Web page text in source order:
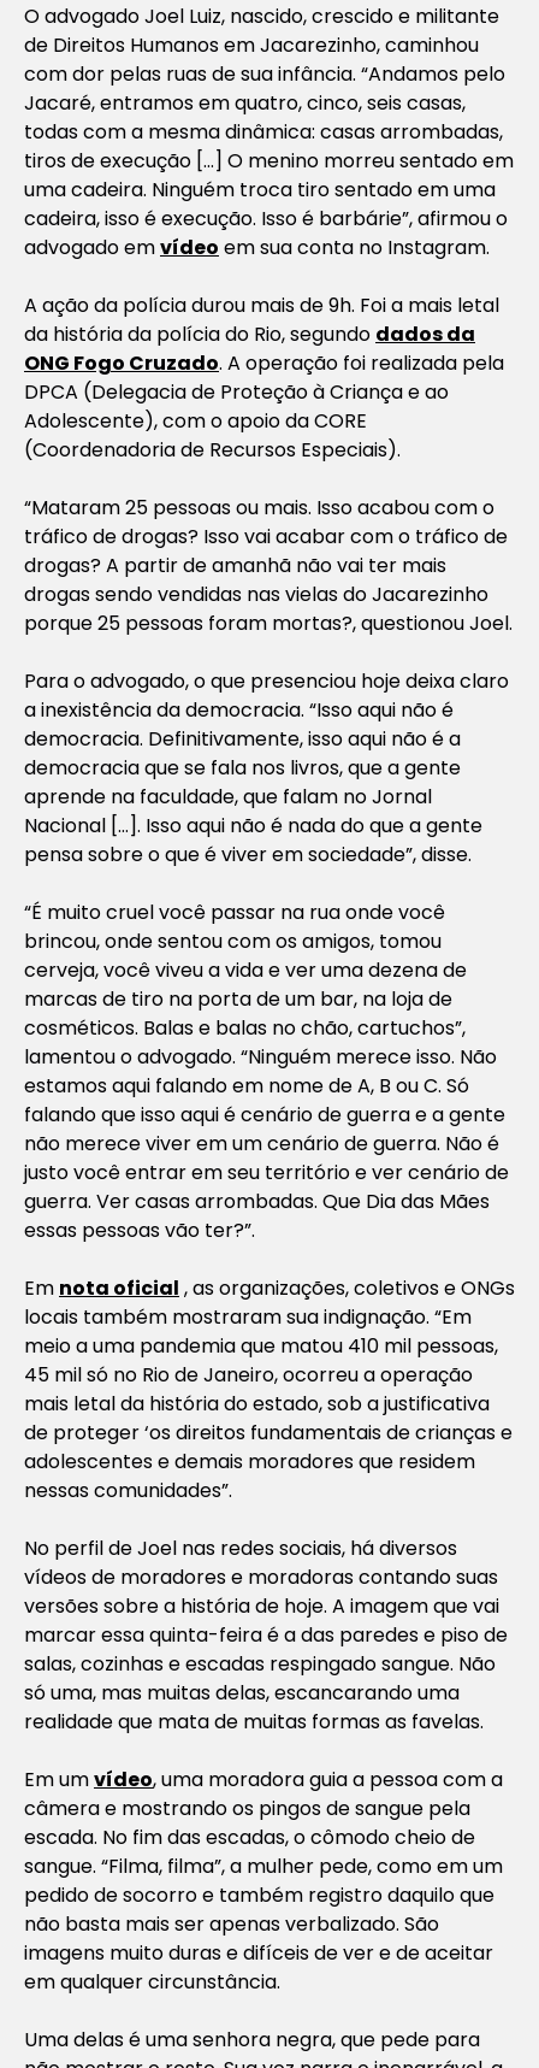
O advogado Joel Luiz, nascido, crescido e militante
de Direitos Humanos em Jacarezinho, caminhou
com dor pelas ruas de sua infância. “Andamos pelo
Jacaré, entramos em quatro, cinco, seis casas,
todas com a mesma dinâmica: casas arrombadas,
tiros de execução […] O menino morreu sentado em
uma cadeira. Ninguém troca tiro sentado em uma
cadeira, isso é execução. Isso é barbárie”, afirmou o
advogado emvídeo em sua conta no Instagram.
A ação da polícia durou mais de 9h. Foi a mais letal
da história da polícia do Rio, segundo dados da
ONG Fogo Cruzado. A operação foi realizada pela
DPCA (Delegacia de Proteção à Criança e ao
Adolescente), com o apoio da CORE
(Coordenadoria de Recursos Especiais).
“Mataram 25 pessoas ou mais. Isso acabou com o
tráfico de drogas? Isso vai acabar com o tráfico de
drogas? A partir de amanhã não vai ter mais
drogas sendo vendidas nas vielas do Jacarezinho
porque 25 pessoas foram mortas?, questionou Joel.
Para o advogado, o que presenciou hoje deixa claro
a inexistência da democracia. “Isso aqui não é
democracia. Definitivamente, isso aqui não é a
democracia que se fala nos livros, que a gente
aprende na faculdade, que falam no Jornal
Nacional […]. Isso aqui não é nada do que a gente
pensa sobre o que é viver em sociedade”, disse.
“É muito cruel você passar na rua onde você
brincou, onde sentou com os amigos, tomou
cerveja, você viveu a vida e ver uma dezena de
marcas de tiro na porta de um bar, na loja de
cosméticos. Balas e balas no chão, cartuchos”,
lamentou o advogado. “Ninguém merece isso. Não
estamos aqui falando em nome de A, B ou C. Só
falando que isso aqui é cenário de guerra e a gente
não merece viver em um cenário de guerra. Não é
justo você entrar em seu território e ver cenário de
guerra. Ver casas arrombadas. Que Dia das Mães
essas pessoas vão ter?”.
Em nota oficial , as organizações, coletivos e ONGs
locais também mostraram sua indignação. “Em
meio a uma pandemia que matou 410 mil pessoas,
45 mil só no Rio de Janeiro, ocorreu a operação
mais letal da história do estado, sob a justificativa
de proteger ‘os direitos fundamentais de crianças e
adolescentes e demais moradores que residem
nessas comunidades”.
No perfil de Joel nas redes sociais, há diversos
vídeos de moradores e moradoras contando suas
versões sobre a história de hoje. A imagem que vai
marcar essa quinta-feira é a das paredes e piso de
salas, cozinhas e escadas respingado sangue. Não
só uma, mas muitas delas, escancarando uma
realidade que mata de muitas formas as favelas.
Em umvídeo, uma moradora guia a pessoa com a
câmera e mostrando os pingos de sangue pela
escada. No fim das escadas, o cômodo cheio de
sangue. “Filma, filma”, a mulher pede, como em um
pedido de socorro e também registro daquilo que
não basta mais ser apenas verbalizado. São
imagens muito duras e difíceis de ver e de aceitar
em qualquer circunstância.
Uma delas é uma senhora negra, que pede para